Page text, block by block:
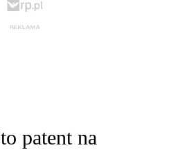
patent na